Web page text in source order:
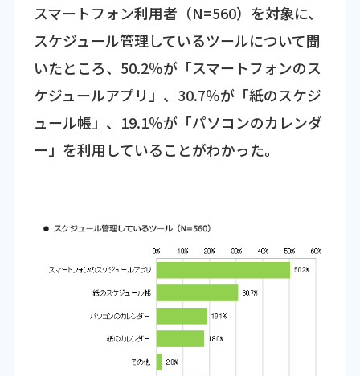
スマートフォン利用者（N=560）を対象に、
スケジュール管理しているツールについて聞
いたところ、50.2％が「スマートフォンのス
ケジュールアプリ」、30.7％が「紙のスケジ
ュール帳」、19.1％が「パソコンのカレンダ
ー」を利用していることがわかった。